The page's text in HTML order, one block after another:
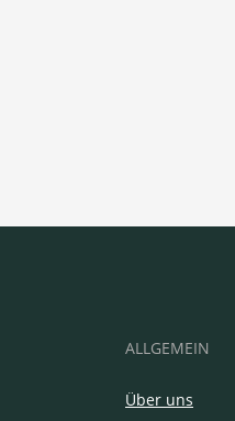
ALLGEMEIN
Über uns